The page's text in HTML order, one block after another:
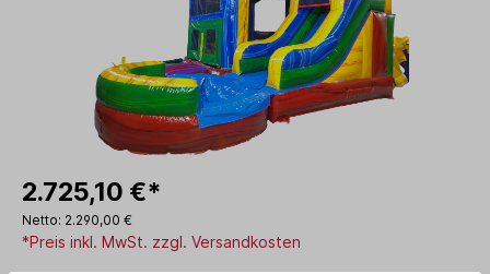
2.725,10 €*
Netto: 2.290,00 €
*Preis inkl. MwSt. zzgl. Versandkosten